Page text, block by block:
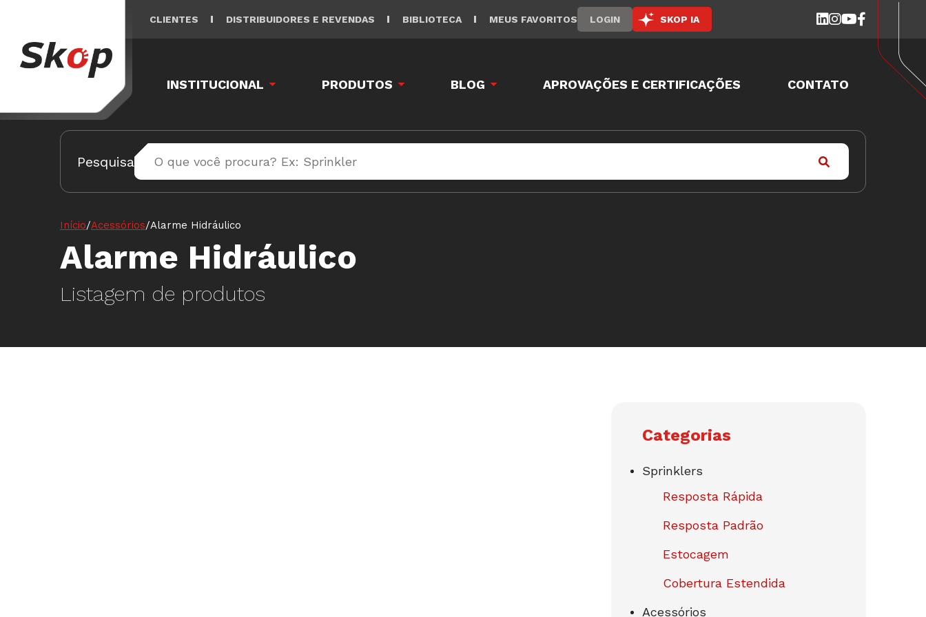
CLIENTES DISTRIBUIDORES E REVENDAS BIBLIOTECA MEUS FAVORITOS LOGIN SKOP IA
INSTITUCIONAL PRODUTOS BLOG APROVAÇÕES E CERTIFICAÇÕES CONTATO
Pesquisa
Início/Acessórios/Alarme Hidráulico
Alarme Hidráulico
Listagem de produtos
Categorias
Sprinklers
Resposta Rápida
Resposta Padrão
Estocagem
Cobertura Estendida
Acessórios